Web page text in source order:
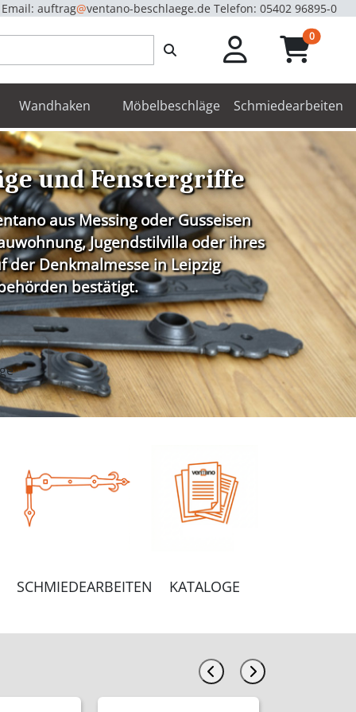
Email: auftrag@ventano-beschlaege.de Telefon: 05402 96895-0
0unread
Wandhaken Möbelbeschläge Schmiedearbeiten
und Fenstergriffe
aus Messing oder Gusseisen
Jugendstilvilla oder ihres
derDenkmalmesse in Leipzig
bestätigt.
SCHMIEDEARBEITEN KATALOGE